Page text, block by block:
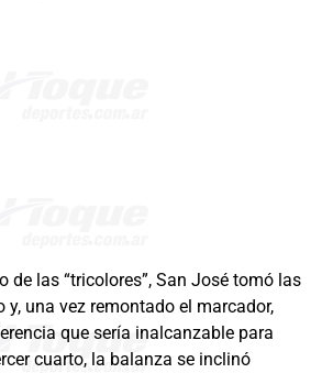
de las “tricolores”, San José tomó las
y, una vez remontado el marcador,
que sería inalcanzable para
cuarto, la balanza se inclinó